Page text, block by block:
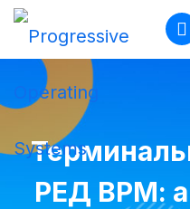
Продукты
Разработка
Услуги
РЕД ВРМ: